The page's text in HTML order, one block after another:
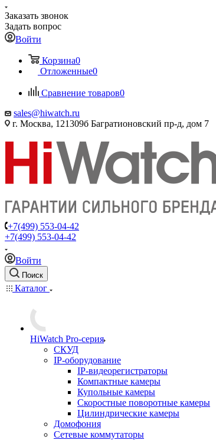
Заказать звонок
Задать вопрос
Войти
Корзина0
Отложенные0
Сравнение товаров0
sales@hiwatch.ru
г. Москва, 121309б Багратионовский пр-д, дом 7
+7(499) 553-04-42
+7(499) 553-04-42
Войти
Поиск
Каталог
HiWatch Pro-серия
CКУД
IP-оборудование
IP-видеорегистраторы
Компактные камеры
Купольные камеры
Скоростные поворотные камеры
Цилиндрические камеры
Домофония
Сетевые коммутаторы